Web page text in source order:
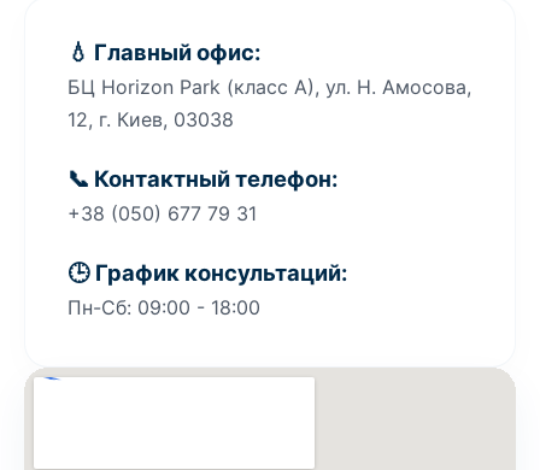
💧 Главный офис:
БЦ Horizon Park (класс A), ул. Н. Амосова,
12, г. Киев, 03038
📞 Контактный телефон:
+38 (050) 677 79 31
🕒 График консультаций:
Пн-Сб: 09:00 - 18:00